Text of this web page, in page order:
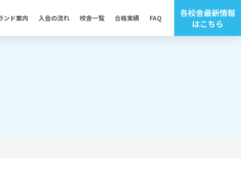
ンド案内 入会の流れ 校舎一覧 合格実績 FAQ